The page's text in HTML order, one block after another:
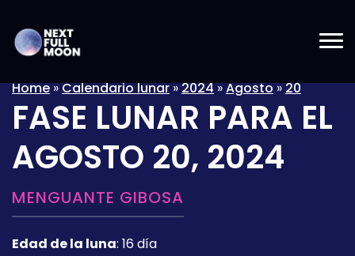
Home»Calendario lunar»2024»Agosto»20
FASE LUNAR PARA EL
AGOSTO 20, 2024
MENGUANTE GIBOSA
Edad de la luna: 16 día